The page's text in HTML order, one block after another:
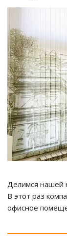
Делимся нашей
В этот раз
офисное